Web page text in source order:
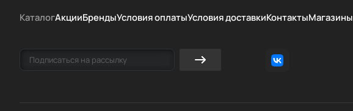
КаталогАкцииБрендыУсловия оплатыУсловия доставкиКонтактыМагазины